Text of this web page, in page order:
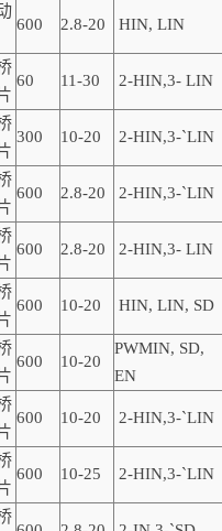
600 2.8-20 HIN, LIN
60 11-30 2-HIN,3- LIN
300 10-20 2-HIN,3-`LIN
600 2.8-20 2-HIN,3-`LIN
600 2.8-20 2-HIN,3- LIN
600 10-20 HIN, LIN, SD
600 10-20
PWMIN, SD,
EN
600 10-20 2-HIN,3-`LIN
600 10-25 2-HIN,3-`LIN